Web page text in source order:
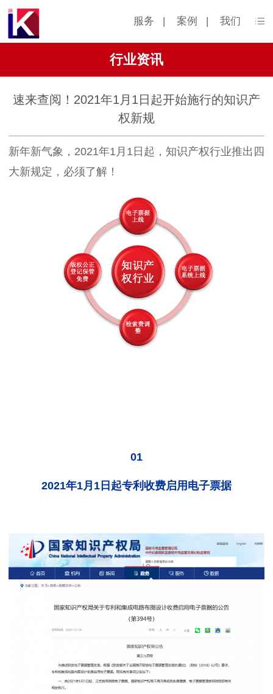
服务 | 案例 | 我们
行业资讯
速来查阅！2021年1月1日起开始施行的知识产
权新规
新年新气象，2021年1月1日起，知识产权行业推出四
大新规定，必须了解！
01
2021年1月1日起专利收费启用电子票据